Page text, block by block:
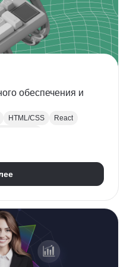
обеспечения и
HTML/CSS
React